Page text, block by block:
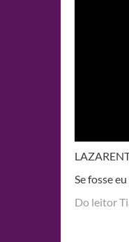
Se fosse
Do leitor